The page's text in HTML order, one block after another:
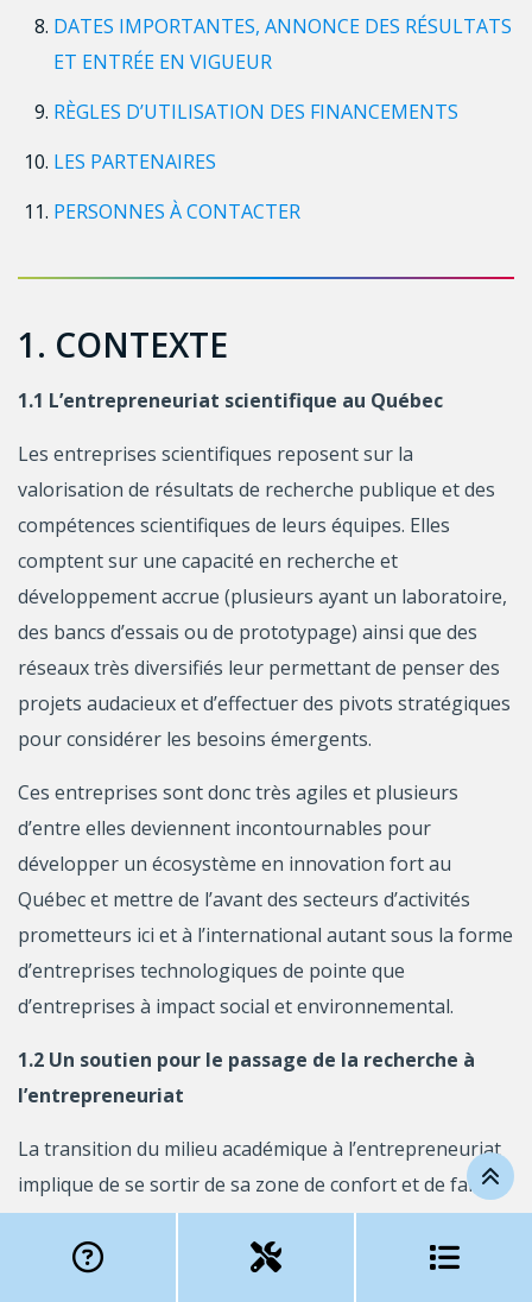
DATES IMPORTANTES, ANNONCE DES RÉSULTATS
ET ENTRÉE EN VIGUEUR
RÈGLES D’UTILISATION DES FINANCEMENTS
LES PARTENAIRES
PERSONNES À CONTACTER
1. CONTEXTE
1.1 L’entrepreneuriat scientifique au Québec
Les entreprises scientifiques reposent sur la
valorisation de résultats de recherche publique et des
compétences scientifiques de leurs équipes. Elles
comptent sur une capacité en recherche et
développement accrue (plusieurs ayant un laboratoire,
des bancs d’essais ou de prototypage) ainsi que des
réseaux très diversifiés leur permettant de penser des
projets audacieux et d’effectuer des pivots stratégiques
pour considérer les besoins émergents.
Ces entreprises sont donc très agiles et plusieurs
d’entre elles deviennent incontournables pour
développer un écosystème en innovation fort au
Québec et mettre de l’avant des secteurs d’activités
prometteurs ici et à l’international autant sous la forme
d’entreprises technologiques de pointe que
d’entreprises à impact social et environnemental.
1.2 Un soutien pour le passage de la recherche à
l’entrepreneuriat
La transition du milieu académique à l’entrepreneuriat
implique de se sortir de sa zone de confort et de faire
face à de nouvelles incertitudes et une nouvelle culture.
L’écosystème d’accompagnement est complexe à